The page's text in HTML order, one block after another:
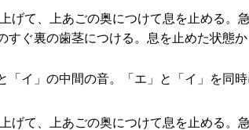
げて、上あごの奥につけて息を止める
すぐ裏の歯茎につける。息を止めた状
「イ」の中間の音。「エ」と「イ」を同
げて、上あごの奥につけて息を止める